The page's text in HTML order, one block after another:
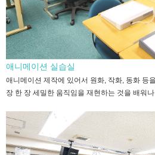
애니메이션 실습실
애니메이션 제작에 있어서 원화, 작화, 동화 등
장 한 장 세밀한 움직임을 재현하는 것을 배워